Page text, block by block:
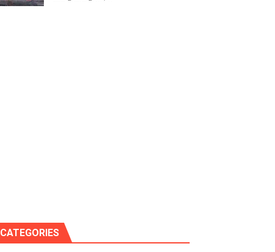
CATEGORIES